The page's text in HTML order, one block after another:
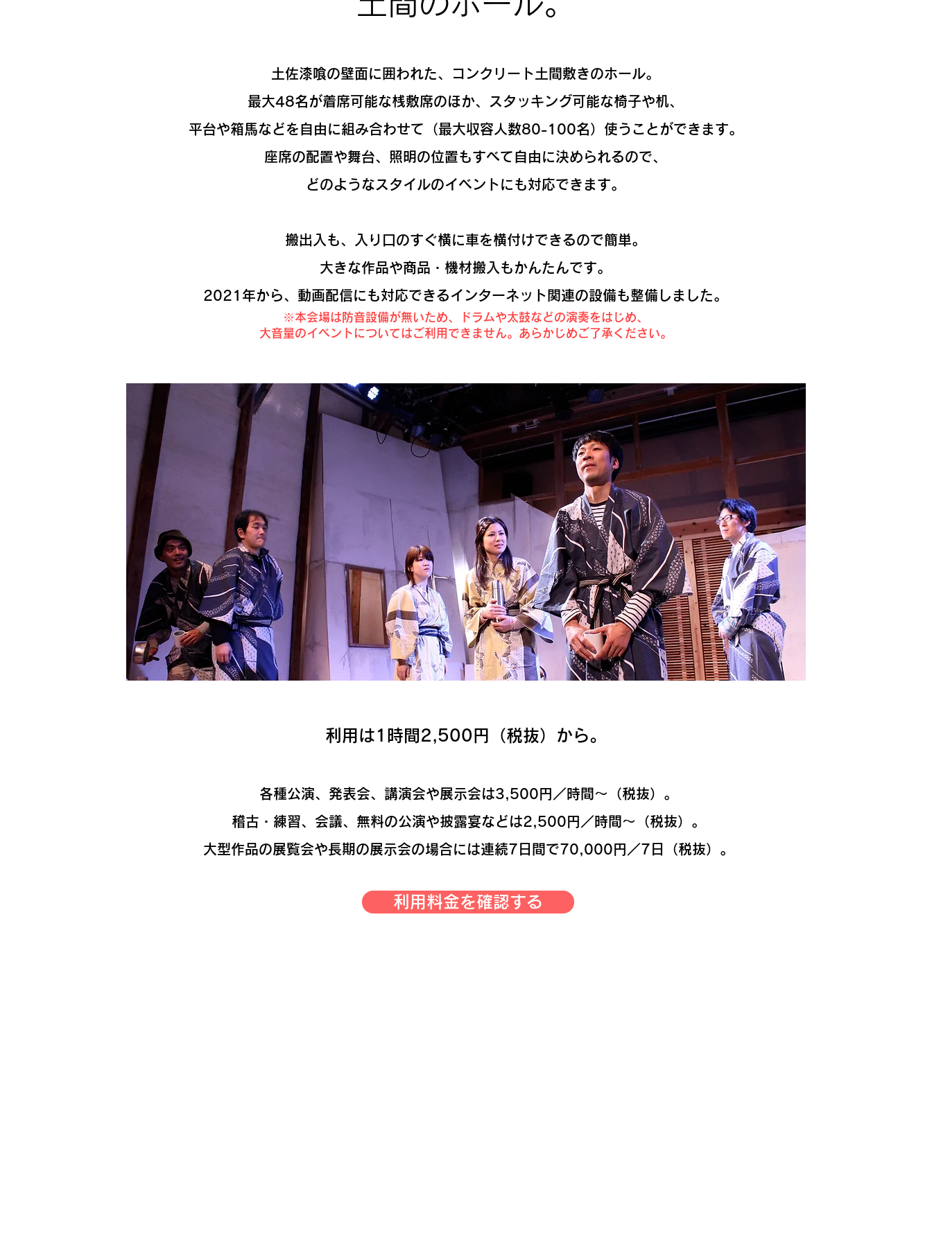
土佐漆喰の壁面に囲われた、コンクリート土間敷きのホール。
最大48名が着席可能な桟敷席のほか、スタッキング可能な椅子や机、
平台や箱馬などを自由に組み合わせて（最大収容人数80-100名）使うことができます。
座席の配置や舞台、照明の位置もすべて自由に決められるので、
​どのようなスタイルのイベントにも対応できます。
搬出入も、入り口のすぐ横に車を横付けできるので簡単。
大きな作品や商品・機材搬入もかんたんです。
2021年から、動画配信にも対応できるインターネット関連の設備も整備しました。
※本会場は防音設備が無いため、ドラムや太鼓などの演奏をはじめ、
大音量のイベントについてはご利用できません。あらかじめご了承ください。
利用は1時間2,500円（税抜）から。
各種公演、発表会、講演会や展示会は3,500円／時間〜（税抜）。
稽古・練習、会議、無料の公演や披露宴などは2,500円／時間〜（税抜）。
大型作品の展覧会や長期の展示会の場合には連続7日間で70,000円／7日（税抜）。
利用料金を確認する